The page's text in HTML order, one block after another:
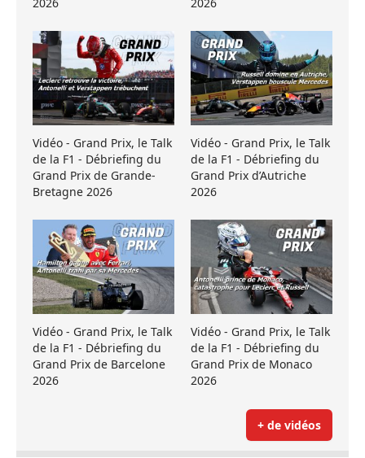
Vidéo - Grand Prix, le Talk
de la F1 - Débriefing du
Grand Prix de Grande-
Bretagne 2026
Vidéo - Grand Prix, le Talk
de la F1 - Débriefing du
Grand Prix d’Autriche
2026
Vidéo - Grand Prix, le Talk
de la F1 - Débriefing du
Grand Prix de Barcelone
2026
Vidéo - Grand Prix, le Talk
de la F1 - Débriefing du
Grand Prix de Monaco
2026
+ de vidéos